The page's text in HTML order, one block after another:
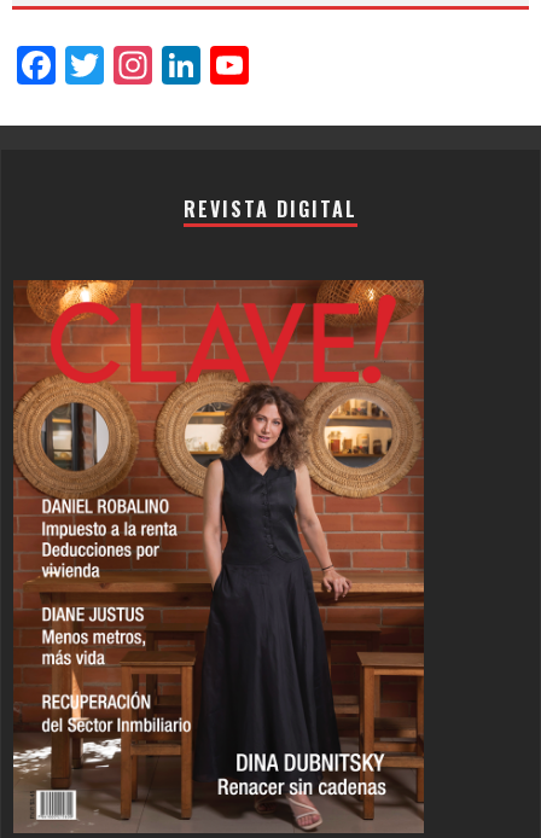
Facebook
Twitter
Instagram
LinkedIn
REVISTA DIGITAL